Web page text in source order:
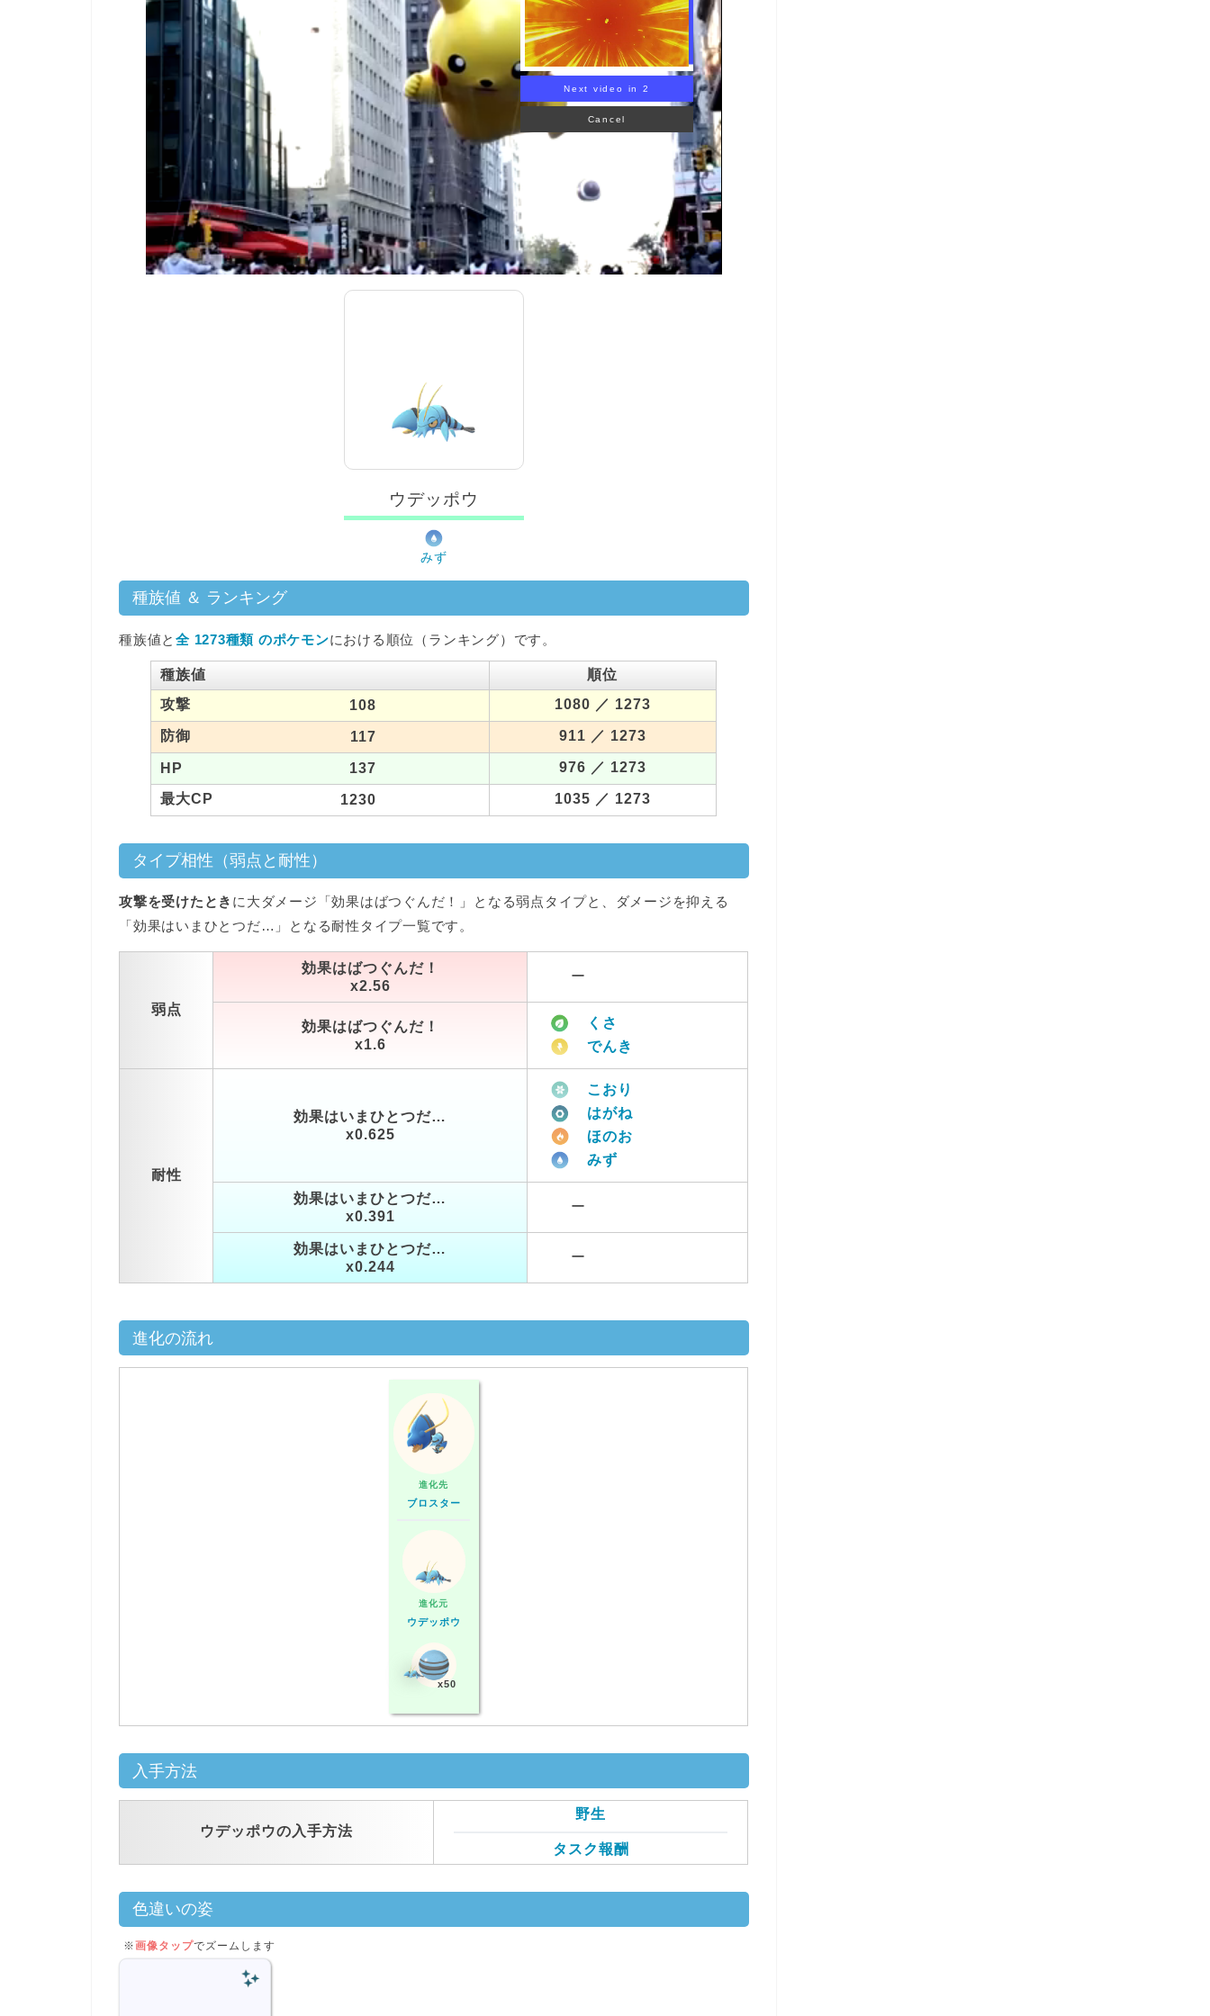
Next video in 1
Cancel
ウデッポウ
みず
種族値 ＆ ランキング
種族値と全 1273種類 のポケモンにおける順位（ランキング）です。
種族値
順位
攻撃
108 1080 ／ 1273
防御 117 911 ／ 1273
HP 137 976 ／ 1273
最大CP 1230 1035 ／ 1273
タイプ相性（弱点と耐性）
攻撃を受けたとき に大ダメージ「効果はばつぐんだ！」となる弱点タイプと、ダメージを抑える
「効果はいまひとつだ…」となる耐性タイプ一覧です。
弱点
効果はばつぐんだ！
x2.56
ー
効果はばつぐんだ！
x1.6
くさ
でんき
耐性
効果はいまひとつだ…
x0.625
こおり
はがね
ほのお
みず
効果はいまひとつだ…
x0.391
ー
効果はいまひとつだ…
x0.244
ー
進化の流れ
進化先
ブロスター
進化元
ウデッポウ
x50
入手方法
ウデッポウの入手方法
野生
タスク報酬
色違いの姿
※画像タップでズームします